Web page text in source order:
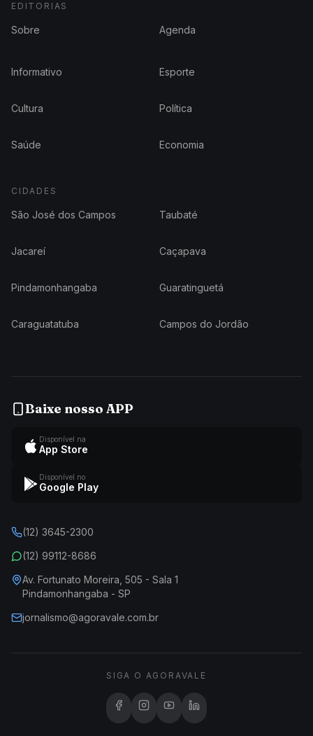
EDITORIAS
Sobre Agenda
Informativo Esporte
Cultura Política
Saúde Economia
CIDADES
São José dos Campos Taubaté
Jacareí Caçapava
Pindamonhangaba Guaratinguetá
Caraguatatuba Campos do Jordão
Baixe nosso APP
Disponível na
App Store
Disponível no
Google Play
(12) 3645-2300
(12) 99112-8686
Av. Fortunato Moreira, 505 - Sala 1
Pindamonhangaba - SP
jornalismo@agoravale.com.br
SIGA O AGORAVALE